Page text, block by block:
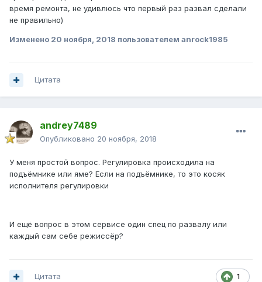
время ремонта, не удивлюсь что первый раз развал сделали
не правильно)
Изменено 20 ноября, 2018 пользователем anrock1985
Цитата
andrey7489
Опубликовано 20 ноября, 2018
У меня простой вопрос. Регулировка происходила на
подъёмнике или яме? Если на подъёмнике, то это косяк
исполнителя регулировки
И ещё вопрос в этом сервисе один спец по развалу или
каждый сам себе режиссёр?
1
Цитата